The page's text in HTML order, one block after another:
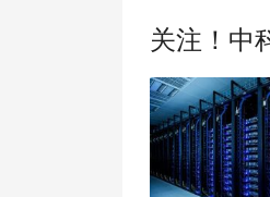
关注！中